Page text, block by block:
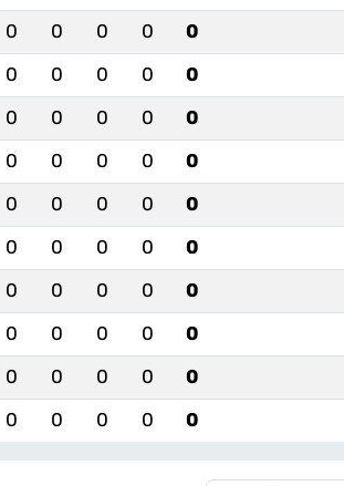
0 0 0 0
0
0 0 0 0
0
0 0 0 0
0
0 0 0 0
0
0 0 0 0
0
0 0 0 0
0
0 0 0 0
0
0 0 0 0
0
0 0 0 0
0
0 0 0 0 0